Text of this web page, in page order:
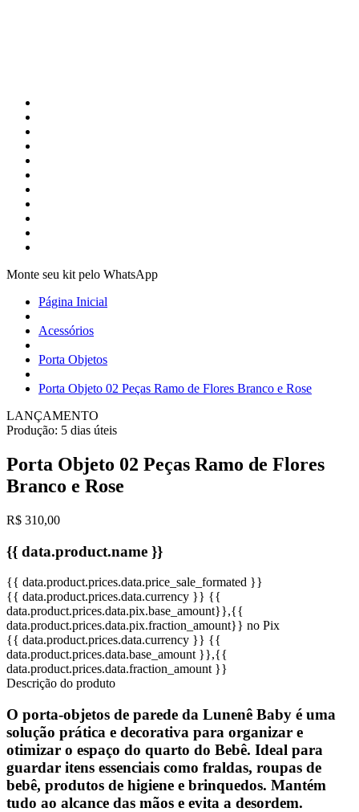
Monte seu kit pelo WhatsApp
Página Inicial
Acessórios
Porta Objetos
Porta Objeto 02 Peças Ramo de Flores Branco e Rose
LANÇAMENTO
Produção: 5 dias úteis
Porta Objeto 02 Peças Ramo de Flores
Branco e Rose
R$ 310,00
{{ data.product.name }}
{{ data.product.prices.data.price_sale_formated }}
{{ data.product.prices.data.currency }} {{
data.product.prices.data.pix.base_amount}},{{
data.product.prices.data.pix.fraction_amount}} no Pix
{{ data.product.prices.data.currency }} {{
data.product.prices.data.base_amount }},{{
data.product.prices.data.fraction_amount }}
Descrição do produto
O porta-objetos de parede da Lunenê Baby é uma
solução prática e decorativa para organizar e
otimizar o espaço do quarto do Bebê. Ideal para
guardar itens essenciais como fraldas, roupas de
bebê, produtos de higiene e brinquedos. Mantém
tudo ao alcance das mãos e evita a desordem.